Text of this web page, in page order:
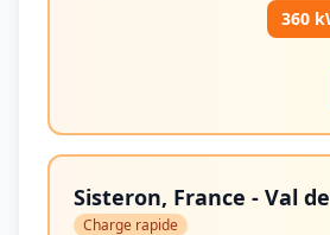
360
Sisteron, France - Val
Charge rapide